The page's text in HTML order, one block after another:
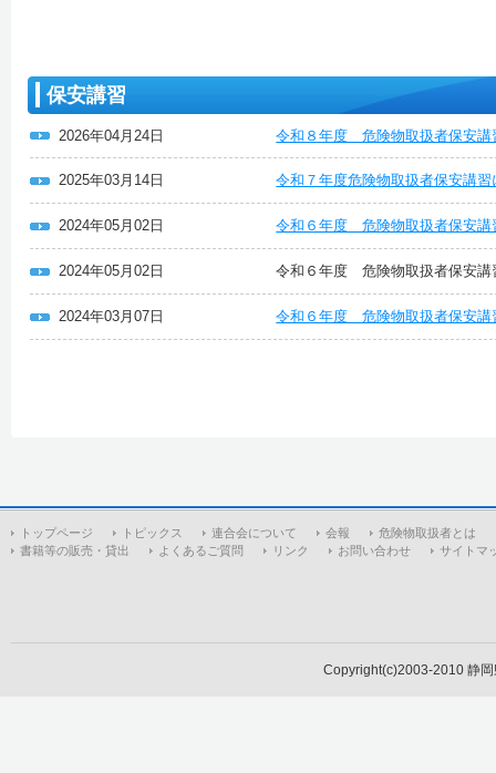
保安講習
2026年04月24日 令和８年度 危険物取扱者保安講
2025年03月14日 令和７年度危険物取扱者保安講習
2024年05月02日 令和６年度 危険物取扱者保安講
2024年05月02日 令和６年度 危険物取扱者保安講
2024年03月07日 令和６年度 危険物取扱者保安講
トップページ トピックス 連合会について 会報
危険物取扱者とは
書籍等の販売・貸出
よくあるご質問 リンク お問い合わせ サイトマ
Copyright(c)2003-2010 静